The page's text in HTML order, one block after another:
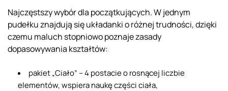
Najczęstszy wybór dla początkujących. W jednym
pudełku znajdują się układanki o różnej trudności, dzięki
czemu maluch stopniowo poznaje zasady
dopasowywania kształtów:
pakiet „Ciało” – 4 postacie o rosnącej liczbie
elementów, wspiera naukę części ciała,